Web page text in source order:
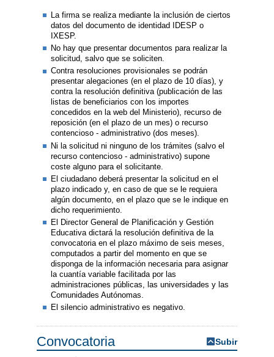
La firma se realiza mediante la inclusión de ciertos
datos del documento de identidad IDESP o
IXESP.
No hay que presentar documentos para realizar la
solicitud, salvo que se soliciten.
Contra resoluciones provisionales se podrán
presentar alegaciones (en el plazo de 10 días), y
contra la resolución definitiva (publicación de las
listas de beneficiarios con los importes
concedidos en la web del Ministerio), recurso de
reposición (en el plazo de un mes) o recurso
contencioso - administrativo (dos meses).
Ni la solicitud ni ninguno de los trámites (salvo el
recurso contencioso - administrativo) supone
coste alguno para el solicitante.
El ciudadano deberá presentar la solicitud en el
plazo indicado y, en caso de que se le requiera
algún documento, en el plazo que se le indique en
dicho requerimiento.
El Director General de Planificación y Gestión
Educativa dictará la resolución definitiva de la
convocatoria en el plazo máximo de seis meses,
computados a partir del momento en que se
disponga de la información necesaria para asignar
la cuantía variable facilitada por las
administraciones públicas, las universidades y las
Comunidades Autónomas.
El silencio administrativo es negativo.
Convocatoria Subir